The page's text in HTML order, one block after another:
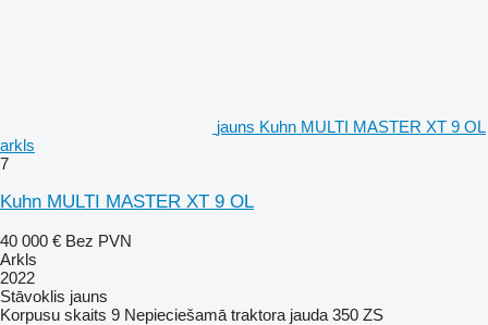
jauns Kuhn MULTI MASTER XT 9 OL
arkls
7
Kuhn MULTI MASTER XT 9 OL
40 000 € Bez PVN
Arkls
2022
Stāvoklis jauns
Korpusu skaits 9 Nepieciešamā traktora jauda 350 ZS